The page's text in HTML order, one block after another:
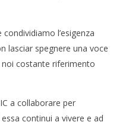
l’esigenza
lasciar spegnere una voce
costante riferimento
a collaborare per
continui a vivere e ad